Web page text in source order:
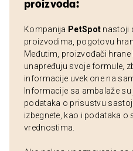
proizvoda:
Kompanija PetSpot nastoji
proizvodima, pogotovu
Međutim, proizvođači
unapređuju svoje formule,
informacije uvek one na
Informacije sa ambalaže
podataka o prisustvu
izbegnete, kao i podataka o
vrednostima.